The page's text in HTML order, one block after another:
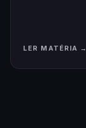
LER MATÉRIA →